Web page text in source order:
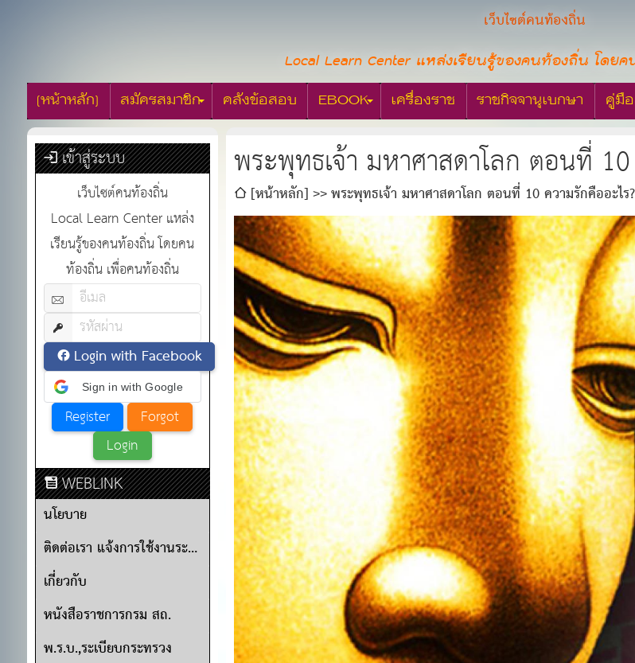
เว็บไซต์คนท้องถิ่น
Local Learn Center แหล่งเรียนรู้ของคนท้องถิ่น โด
[หน้าหลัก] สมัครสมาชิก คลังข้อสอบ EBOOK เครื่องราช ราชกิจจานุเบกษา คู่มื
เข้าสู่ระบบ
เว็บไซต์คนท้องถิ่น
Local Learn Center แหล่ง
เรียนรู้ของคนท้องถิ่น โดยคน
ท้องถิ่น เพื่อคนท้องถิ่น
Login with Facebook
Sign in with Google
WEBLINK
นโยบาย
ติดต่อเรา แจ้งการใช้งานระบบ
เกี่ยวกับ
หนังสือราชการกรม สถ.
พ.ร.บ.,ระเบียบกระทรวง
พระพุทธเจ้า มหาศาสดาโลก ตอนที่
[หน้าหลัก] พระพุทธเจ้า มหาศาสดาโลก ตอนที่ 10 ความรักคืออะไร?